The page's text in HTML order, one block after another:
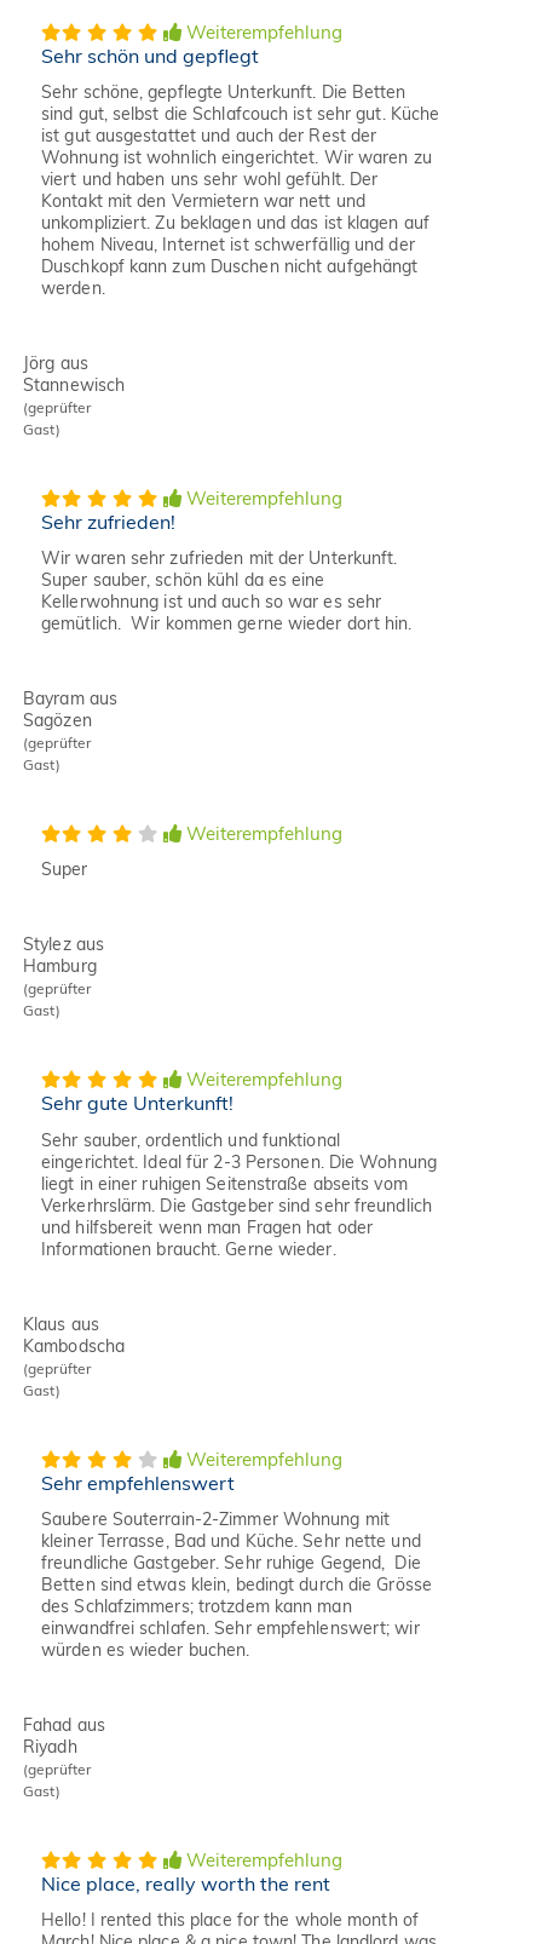
Weiterempfehlung
Sehr schön und gepflegt
Sehr schöne, gepflegte Unterkunft. Die Betten
sind gut, selbst die Schlafcouch ist sehr gut. Küche
ist gut ausgestattet und auch der Rest der
Wohnung ist wohnlich eingerichtet. Wir waren zu
viert und haben uns sehr wohl gefühlt. Der
Kontakt mit den Vermietern war nett und
unkompliziert. Zu beklagen und das ist klagen auf
hohem Niveau, Internet ist schwerfällig und der
Duschkopf kann zum Duschen nicht aufgehängt
werden.
Jörg aus
Stannewisch
(geprüfter
Gast)
Weiterempfehlung
Sehr zufrieden!
Wir waren sehr zufrieden mit der Unterkunft.
Super sauber, schön kühl da es eine
Kellerwohnung ist und auch so war es sehr
gemütlich. Wir kommen gerne wieder dort hin.
Bayram aus
Sagözen
(geprüfter
Gast)
Weiterempfehlung
Super
Stylez aus
Hamburg
(geprüfter
Gast)
Weiterempfehlung
Sehr gute Unterkunft!
Sehr sauber, ordentlich und funktional
eingerichtet. Ideal für 2-3 Personen. Die Wohnung
liegt in einer ruhigen Seitenstraße abseits vom
Verkerhrslärm. Die Gastgeber sind sehr freundlich
und hilfsbereit wenn man Fragen hat oder
Informationen braucht. Gerne wieder.
Klaus aus
Kambodscha
(geprüfter
Gast)
Weiterempfehlung
Sehr empfehlenswert
Saubere Souterrain-2-Zimmer Wohnung mit
kleiner Terrasse, Bad und Küche. Sehr nette und
freundliche Gastgeber. Sehr ruhige Gegend, Die
Betten sind etwas klein, bedingt durch die Grösse
des Schlafzimmers; trotzdem kann man
einwandfrei schlafen. Sehr empfehlenswert; wir
würden es wieder buchen.
Fahad aus
Riyadh
(geprüfter
Gast)
Weiterempfehlung
Nice place, really worth the rent
Hello! I rented this place for the whole month of